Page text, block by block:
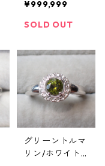
g 18.5号
¥999,999
SOLD OUT
グリーントルマ
リン/ホワイト